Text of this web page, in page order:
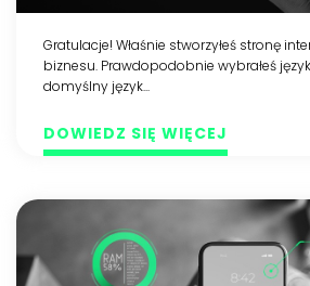
Gratulacje! Właśnie stworzyłeś stronę
biznesu. Prawdopodobnie wybrałeś
domyślny język...
DOWIEDZ SIĘ WIĘCEJ